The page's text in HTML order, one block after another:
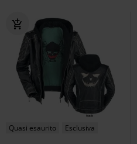
Quasi esaurito Esclusiva